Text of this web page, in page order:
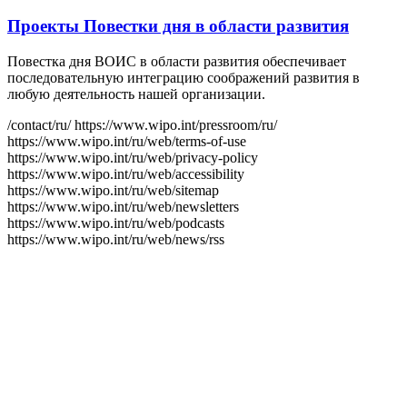
Проекты Повестки дня в области развития
Повестка дня ВОИС в области развития обеспечивает
последовательную интеграцию соображений развития в
любую деятельность нашей организации.
/contact/ru/ https://www.wipo.int/pressroom/ru/
https://www.wipo.int/ru/web/terms-of-use
https://www.wipo.int/ru/web/privacy-policy
https://www.wipo.int/ru/web/accessibility
https://www.wipo.int/ru/web/sitemap
https://www.wipo.int/ru/web/newsletters
https://www.wipo.int/ru/web/podcasts
https://www.wipo.int/ru/web/news/rss